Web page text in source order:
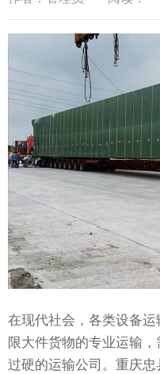
在现代社会，各类设备
限大件货物的专业运输
过硬的运输公司。重庆